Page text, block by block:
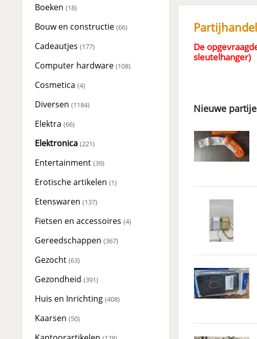
Boeken (18)
Bouw en constructie (66)
Cadeautjes (177)
Computer hardware (108)
Cosmetica (4)
Diversen (1184)
Elektra (66)
Elektronica (221)
Entertainment (39)
Erotische artikelen (1)
Etenswaren (137)
Fietsen en accessoires (4)
Gereedschappen (367)
Gezocht (63)
Gezondheid (391)
Huis en Inrichting (408)
Kaarsen (50)
Partijhandel
De
sleutelhanger)
Nieuwe